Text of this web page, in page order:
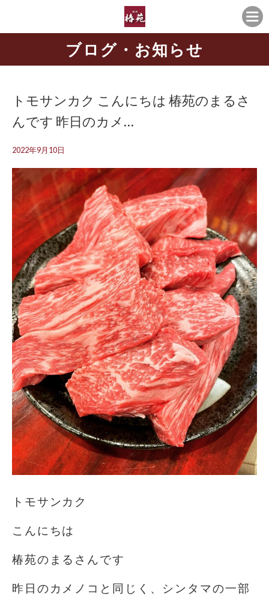
ブログ・お知らせ
トモサンカク️ こんにちは️ 椿苑のまるさ
んです 昨日のカメ…
2022年9月10日
トモサンカク️
こんにちは️
椿苑のまるさんです
昨日のカメノコと同じく、シンタマの一部